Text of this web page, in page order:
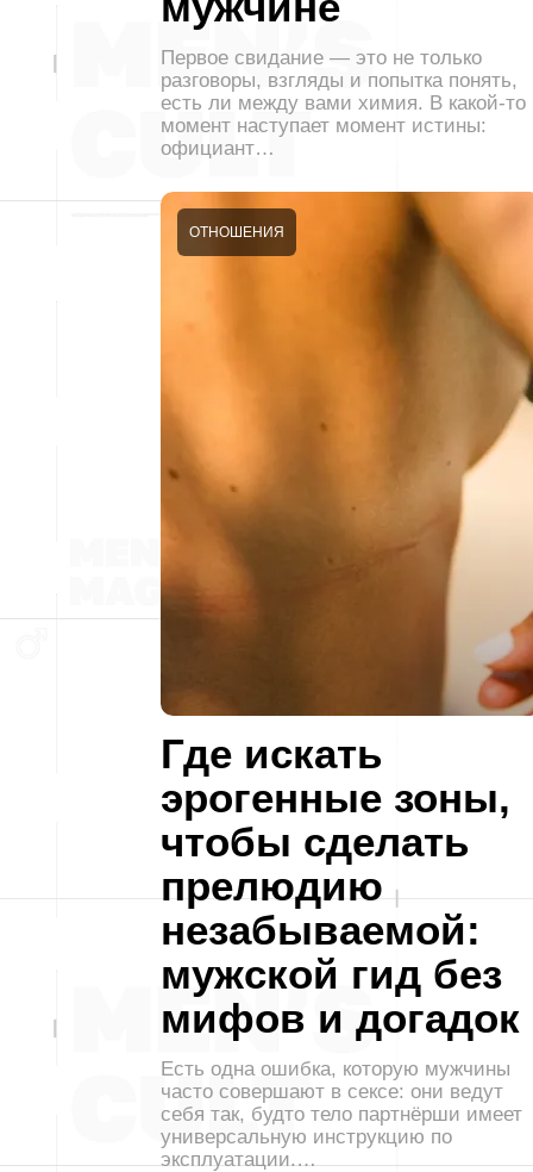
Первое свидание — это не только
разговоры, взгляды и попытка понять,
есть ли между вами химия. В какой-то
момент наступает момент истины:
официант…
Где искать
эрогенные зоны,
чтобы сделать
прелюдию
незабываемой:
мужской гид без
мифов и догадок
ОТНОШЕНИЯ
Есть одна ошибка, которую мужчины
часто совершают в сексе: они ведут
себя так, будто тело партнёрши имеет
универсальную инструкцию по
эксплуатации.…